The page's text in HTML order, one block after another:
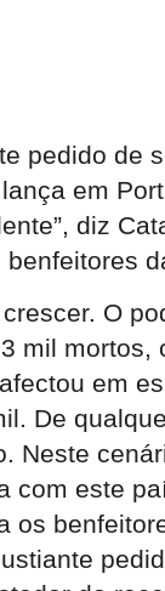
pedido de
em
diz
benfeitores
O
mil
em
De
Neste
com este
os